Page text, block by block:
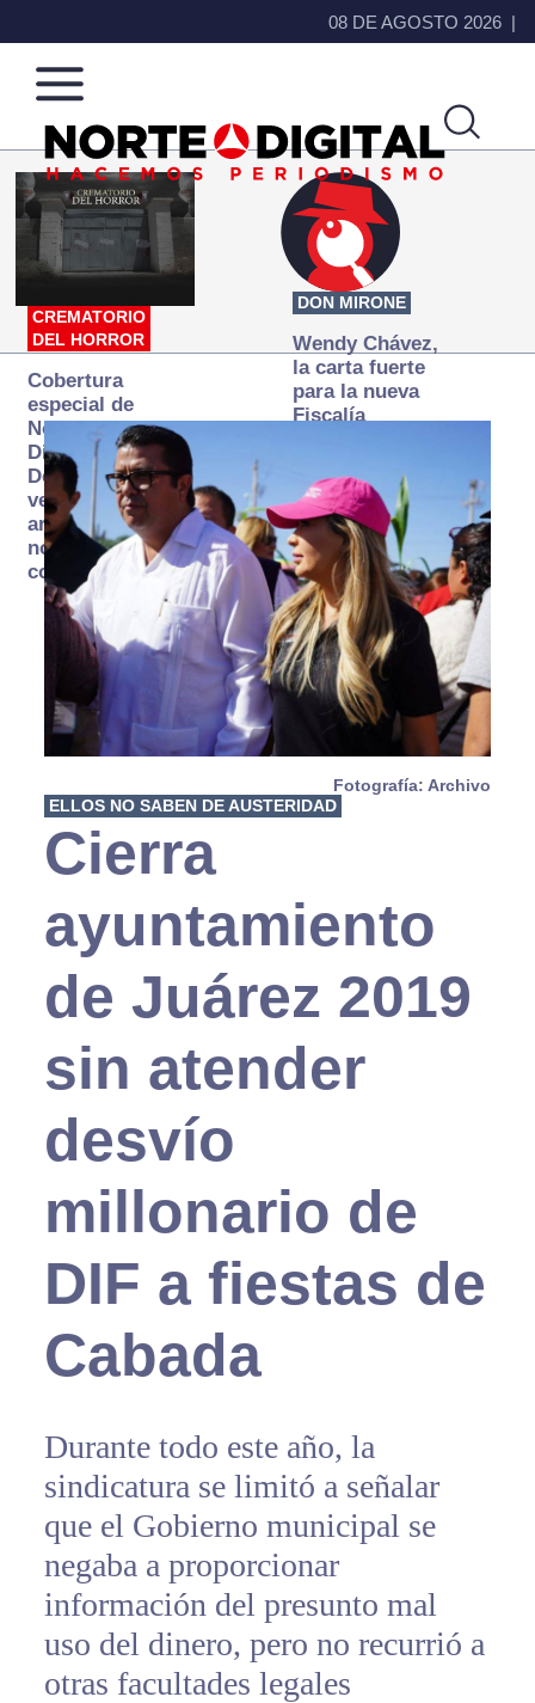
08 DE AGOSTO 2026
Norte
de
Ciudad
Más
que
noticias,
hacemos periodismo
CREMATORIO
DEL HORROR
Cobertura
especial de
Norte
Digital:
Donde la
verdad
arde… pero
no se
consume
DON MIRONE
Wendy Chávez,
la carta fuerte
para la nueva
Fiscalía
Fotografía: Archivo
ELLOS NO SABEN DE AUSTERIDAD
Cierra
ayuntamiento
de Juárez 2019
sin atender
desvío
millonario de
DIF a fiestas de
Cabada
Durante todo este año, la
sindicatura se limitó a señalar
que el Gobierno municipal se
negaba a proporcionar
información del presunto mal
uso del dinero, pero no recurrió a
otras facultades legales